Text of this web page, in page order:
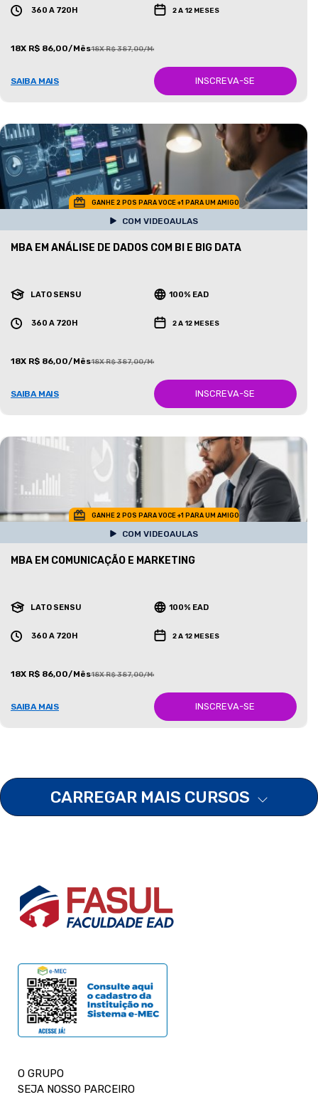
360 A 720H 2 A 12 MESES
18X R$ 86,00/Mês18X R$ 387,00/Mês
SAIBA MAIS INSCREVA-SE
GANHE 2 POS PARA VOCE +1 PARA UM AMIGO
COM VIDEOAULAS
MBA EM ANÁLISE DE DADOS COM BI E BIG DATA
LATO SENSU 100% EAD
360 A 720H 2 A 12 MESES
18X R$ 86,00/Mês18X R$ 387,00/Mês
SAIBA MAIS INSCREVA-SE
GANHE 2 POS PARA VOCE +1 PARA UM AMIGO
COM VIDEOAULAS
MBA EM COMUNICAÇÃO E MARKETING
LATO SENSU 100% EAD
360 A 720H 2 A 12 MESES
18X R$ 86,00/Mês18X R$ 387,00/Mês
SAIBA MAIS INSCREVA-SE
CARREGAR MAIS CURSOS
O GRUPO
SEJA NOSSO PARCEIRO